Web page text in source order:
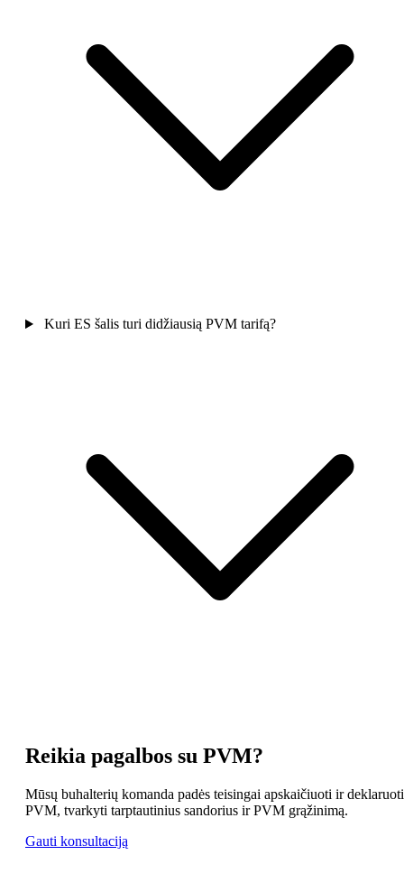
Kuri ES šalis turi didžiausią PVM tarifą?
Reikia pagalbos su PVM?
Mūsų buhalterių komanda padės teisingai apskaičiuoti ir deklaruoti
PVM, tvarkyti tarptautinius sandorius ir PVM grąžinimą.
Gauti konsultaciją